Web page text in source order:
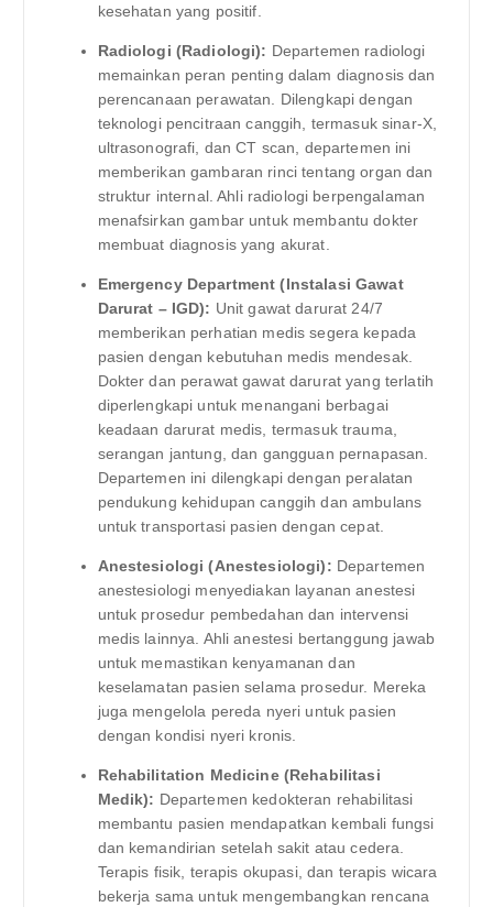
kesehatan yang positif.
Radiologi (Radiologi): Departemen radiologi
memainkan peran penting dalam diagnosis dan
perencanaan perawatan. Dilengkapi dengan
teknologi pencitraan canggih, termasuk sinar-X,
ultrasonografi, dan CT scan, departemen ini
memberikan gambaran rinci tentang organ dan
struktur internal. Ahli radiologi berpengalaman
menafsirkan gambar untuk membantu dokter
membuat diagnosis yang akurat.
Emergency Department (Instalasi Gawat
Darurat – IGD): Unit gawat darurat 24/7
memberikan perhatian medis segera kepada
pasien dengan kebutuhan medis mendesak.
Dokter dan perawat gawat darurat yang terlatih
diperlengkapi untuk menangani berbagai
keadaan darurat medis, termasuk trauma,
serangan jantung, dan gangguan pernapasan.
Departemen ini dilengkapi dengan peralatan
pendukung kehidupan canggih dan ambulans
untuk transportasi pasien dengan cepat.
Anestesiologi (Anestesiologi): Departemen
anestesiologi menyediakan layanan anestesi
untuk prosedur pembedahan dan intervensi
medis lainnya. Ahli anestesi bertanggung jawab
untuk memastikan kenyamanan dan
keselamatan pasien selama prosedur. Mereka
juga mengelola pereda nyeri untuk pasien
dengan kondisi nyeri kronis.
Rehabilitation Medicine (Rehabilitasi
Medik): Departemen kedokteran rehabilitasi
membantu pasien mendapatkan kembali fungsi
dan kemandirian setelah sakit atau cedera.
Terapis fisik, terapis okupasi, dan terapis wicara
bekerja sama untuk mengembangkan rencana